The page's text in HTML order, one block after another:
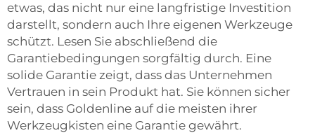
etwas, das nicht nur eine langfristige Investition
darstellt, sondern auch Ihre eigenen Werkzeuge
schützt. Lesen Sie abschließend die
Garantiebedingungen sorgfältig durch. Eine
solide Garantie zeigt, dass das Unternehmen
Vertrauen in sein Produkt hat. Sie können sicher
sein, dass Goldenline auf die meisten ihrer
Werkzeugkisten eine Garantie gewährt.